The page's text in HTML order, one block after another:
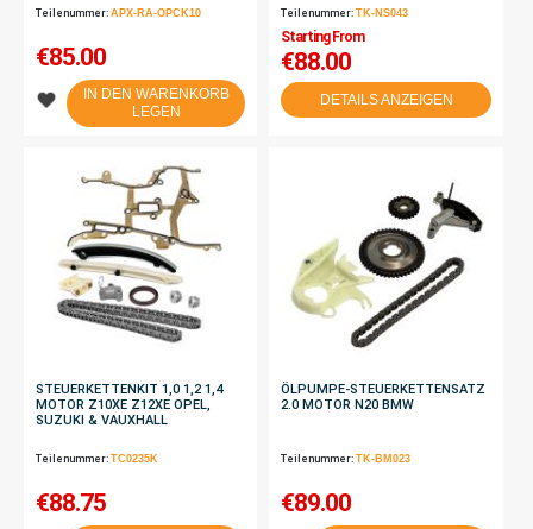
Teilenummer: APX-RA-OPCK10
€85.00
IN DEN WARENKORB
LEGEN
Teilenummer:TK-NS043
Starting From
€88.00
DETAILS ANZEIGEN
STEUERKETTENKIT 1,0 1,2 1,4
MOTOR Z10XE Z12XE OPEL,
SUZUKI & VAUXHALL
Teilenummer: TC0235K
€88.75
ÖLPUMPE-STEUERKETTENSATZ
2.0 MOTOR N20 BMW
Teilenummer:TK-BM023
€89.00